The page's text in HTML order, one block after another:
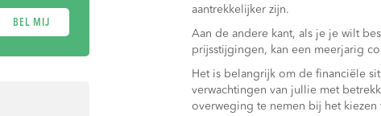
BEL MIJ
aantrekkelijker zijn.
Aan de andere kant, als je je wilt
prijsstijgingen, kan een meerjarig
Het is belangrijk om de financiële
verwachtingen van jullie met
overweging te nemen bij het kiezen